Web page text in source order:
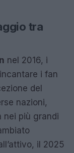
tra
nel 2016, i
i fan
del
nazioni,
nei più grandi
il 2025